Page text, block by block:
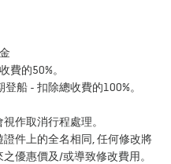
費的50%。
船 - 扣除總收費的100%。
作取消行程處理。
件上的全名相同, 任何修改將
優惠價及/或導致修改費用。